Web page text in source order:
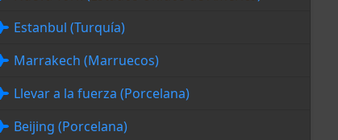
Estanbul (Turquía)
Marrakech (Marruecos)
Llevar a la fuerza (Porcelana)
Beijing (Porcelana)